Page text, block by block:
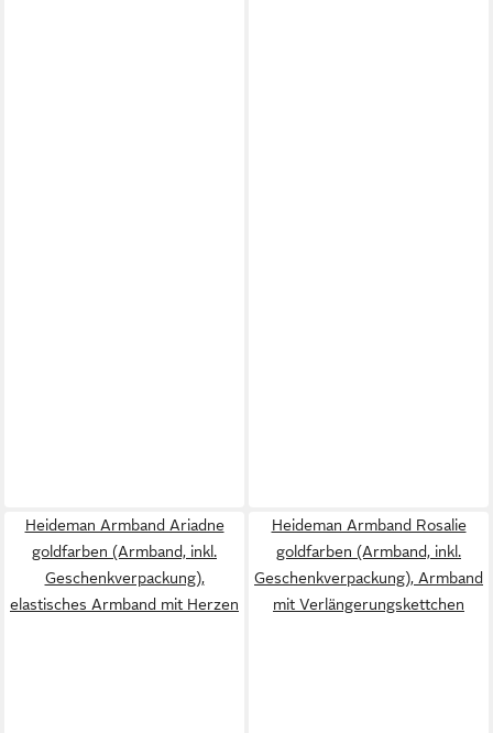
Heideman Armband Ariadne
goldfarben (Armband, inkl.
Geschenkverpackung),
elastisches Armband mit Herzen
Heideman Armband Rosalie
goldfarben (Armband, inkl.
Geschenkverpackung), Armband
mit Verlängerungskettchen